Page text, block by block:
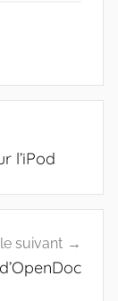
l’iPod
suivant